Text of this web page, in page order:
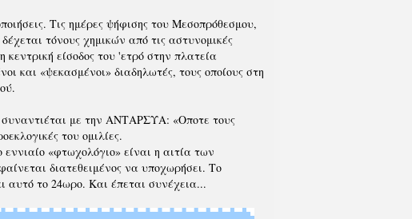
Τις ημέρες ψήφισης του Μεσοπρόθεσμου,
τόνους χημικών από τις αστυνομικές
είσοδος του 'ετρό στην πλατεία
και «ψεκασμένοι» διαδηλωτές, τους οποίους στη
με την ΑΝΤΑΡΣΥΑ: «Οποτε τους
του ομιλίες.
«φτωχολόγιο» είναι η αιτία των
διατεθειμένος να υποχωρήσει. Το
αυτό το 24ωρο. Και έπεται συνέχεια...